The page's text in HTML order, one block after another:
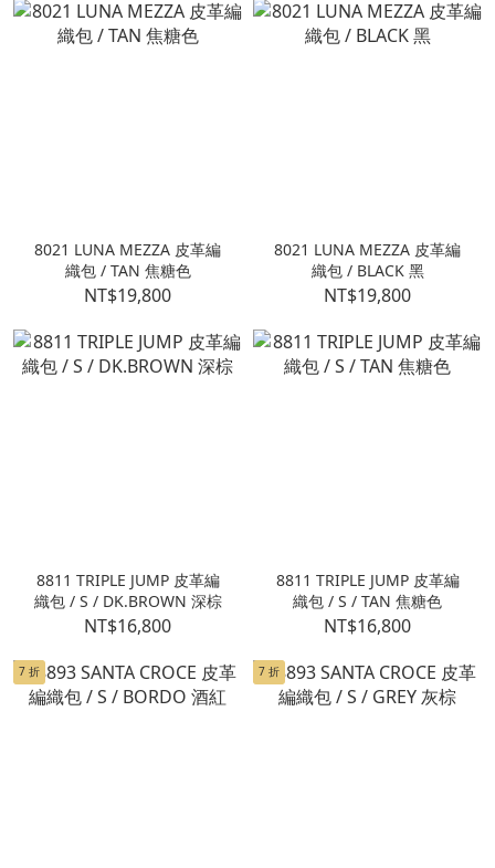
8021 LUNA MEZZA 皮革編
織包 / TAN 焦糖色
NT$19,800
8021 LUNA MEZZA 皮革編
織包 / BLACK 黑
NT$19,800
8811 TRIPLE JUMP 皮革編
織包 / S / DK.BROWN 深棕
NT$16,800
8811 TRIPLE JUMP 皮革編
織包 / S / TAN 焦糖色
NT$16,800
7 折 7 折